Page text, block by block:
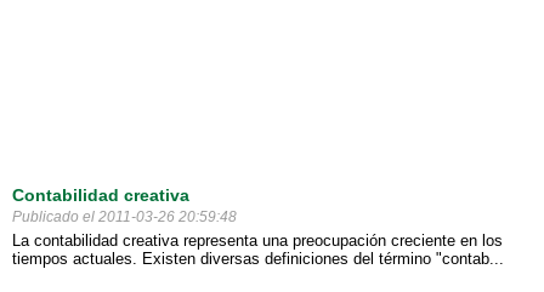
Contabilidad creativa
Publicado el 2011-03-26 20:59:48
La contabilidad creativa representa una preocupación creciente en los
tiempos actuales. Existen diversas definiciones del término "contab...